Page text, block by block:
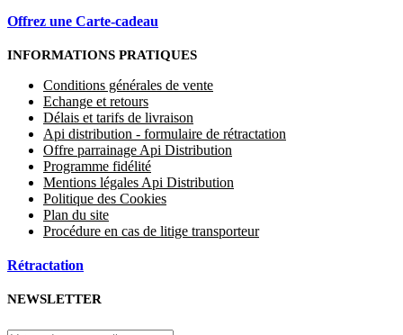
Offrez une Carte-cadeau
INFORMATIONS PRATIQUES
Conditions générales de vente
Echange et retours
Délais et tarifs de livraison
Api distribution - formulaire de rétractation
Offre parrainage Api Distribution
Programme fidélité
Mentions légales Api Distribution
Politique des Cookies
Plan du site
Procédure en cas de litige transporteur
Rétractation
NEWSLETTER